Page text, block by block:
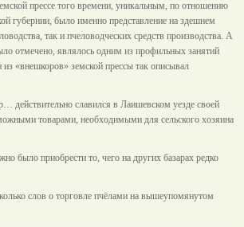
прессе того времени, уникальным, по отношению
губернии, было именно представление на здешнем
так и пчеловодческих средств производства. А
отмечено, являлось одним из профильных занятий
«внешкоров» земской прессы так описывал
действительно славился в Лаишевском уезде своей
товарами, необходимыми для сельского хозяина
было приобрести то, чего на других базарах редко
слов о торговле пчёлами на вышеупомянутом